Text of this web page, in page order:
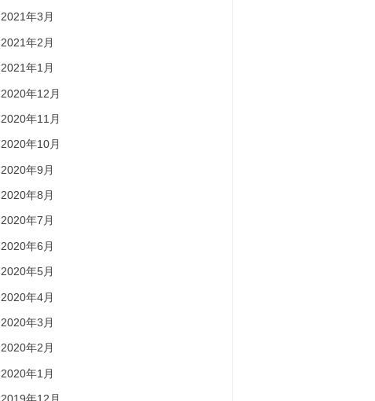
2021年3月
2021年2月
2021年1月
2020年12月
2020年11月
2020年10月
2020年9月
2020年8月
2020年7月
2020年6月
2020年5月
2020年4月
2020年3月
2020年2月
2020年1月